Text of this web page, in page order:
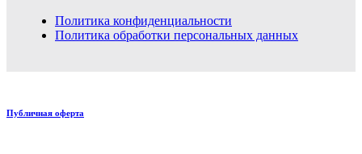
Политика конфиденциальности
Политика обработки персональных данных
Публичная оферта